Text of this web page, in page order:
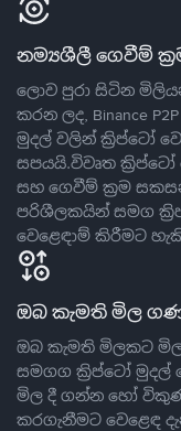
නම්‍යශීලී ගෙවීම්
ලොව පුරා සිටින
කරන ලද, Binance
මුදල් වලින් ක්‍රිප්ටෝ
සපයයි.විවෘත
සහ ගෙවීම් ක්‍රම
පරිශීලකයින් සමග
වෙළෙඳාම් කිරීමට
ඔබ කැමති මිල
ඔබ කැමති මිලකට
සමගග ක්‍රිප්ටෝ මුදල්
මිල දී ගන්න හෝ
කරගැනීමට වෙළෙඳ